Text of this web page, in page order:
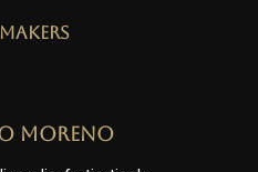
Moreno